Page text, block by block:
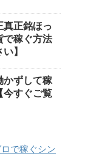
真正銘ほっ
で稼ぐ方法
】
かずして稼
今すぐご覧
で稼ぐシン